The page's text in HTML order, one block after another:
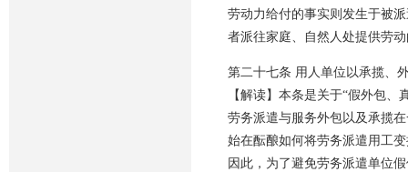
劳动力给付的事实则发生于被
者派往家庭、自然人处提供劳
第二十七条 用人单位以承揽、
【解读】本条是关于“假外包
劳务派遣与服务外包以及承揽
始在酝酿如何将劳务派遣用工
因此，为了避免劳务派遣单位